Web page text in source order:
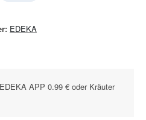
EDEKA
APP 0.99 € oder Kräuter